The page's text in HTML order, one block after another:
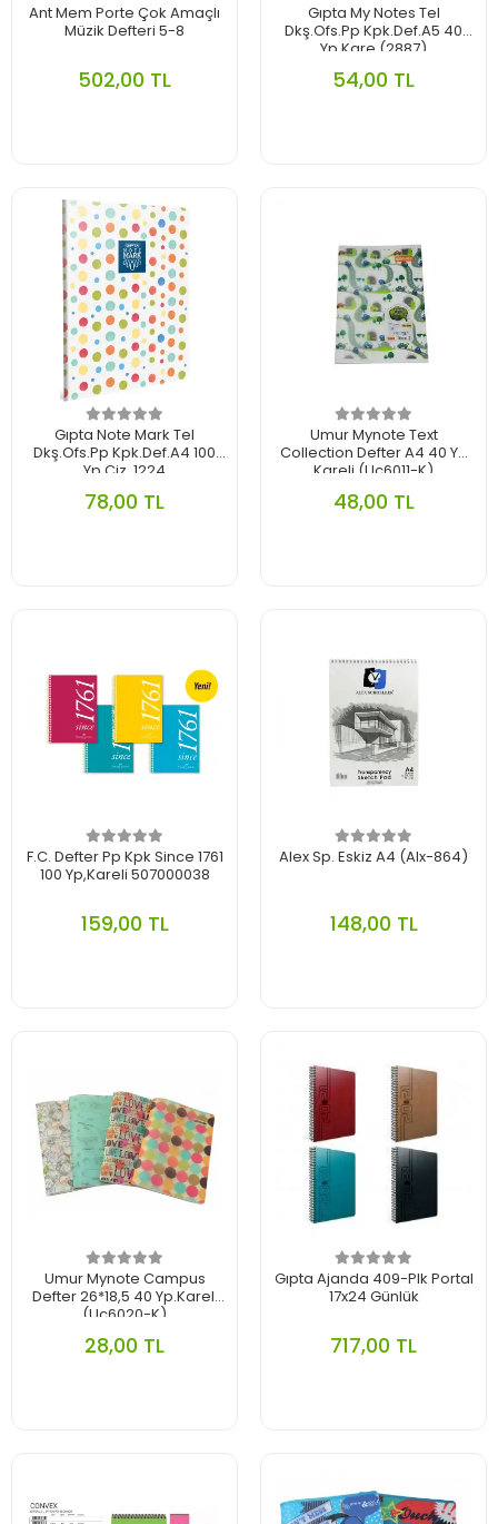
Ant Mem Porte Çok Amaçlı
Müzik Defteri 5-8
502,00 TL
Gıpta My Notes Tel
Dkş.Ofs.Pp Kpk.Def.A5 40
Yp.Kare (2887)
54,00 TL
Gıpta Note Mark Tel
Dkş.Ofs.Pp Kpk.Def.A4 100
Yp.Çiz. 1224
78,00 TL
Umur Mynote Text
Collection Defter A4 40 Yp
Kareli (Uc6011-K)
48,00 TL
F.C. Defter Pp Kpk Since 1761
100 Yp,Kareli 507000038
159,00 TL
Alex Sp. Eskiz A4 (Alx-864)
148,00 TL
Umur Mynote Campus
Defter 26*18,5 40 Yp.Kareli
(Uc6020-K)
28,00 TL
Gıpta Ajanda 409-Plk Portal
17x24 Günlük
717,00 TL